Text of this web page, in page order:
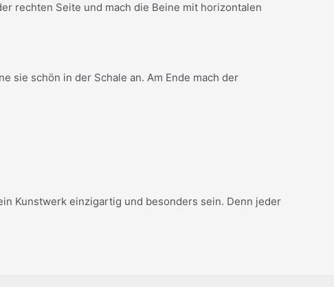
rechten Seite und mach die Beine mit horizontalen
sie schön in der Schale an. Am Ende mach der
Kunstwerk einzigartig und besonders sein. Denn jeder